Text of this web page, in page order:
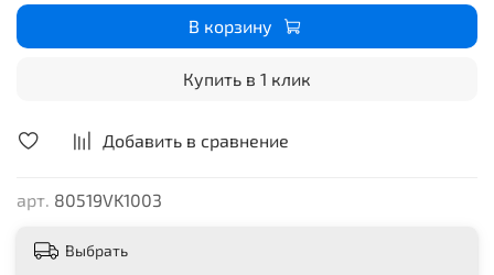
Добавить в сравнение
арт. 80519VK1003
В корзину
Купить в 1 клик
Выбрать